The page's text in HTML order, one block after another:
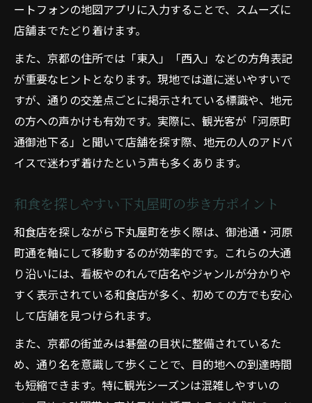
ートフォンの地図アプリに入力することで、スムーズに
店舗までたどり着けます。
また、京都の住所では「東入」「西入」などの方角表記
が重要なヒントとなります。現地では道に迷いやすいで
すが、通りの交差点ごとに掲示されている標識や、地元
の方への声かけも有効です。実際に、観光客が「河原町
通御池下る」と聞いて店舗を探す際、地元の人のアドバ
イスで迷わず着けたという声も多くあります。
和食を探しやすい下丸屋町の歩き方ポイント
和食店を探しながら下丸屋町を歩く際は、御池通・河原
町通を軸にして移動するのが効率的です。これらの大通
り沿いには、看板やのれんで店名やジャンルが分かりや
すく表示されている和食店が多く、初めての方でも安心
して店舗を見つけられます。
また、京都の街並みは碁盤の目状に整備されているた
め、通り名を意識して歩くことで、目的地への到達時間
も短縮できます。特に観光シーズンは混雑しやすいの